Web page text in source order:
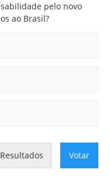
pelo novo
ao Brasil?
Resultados Votar